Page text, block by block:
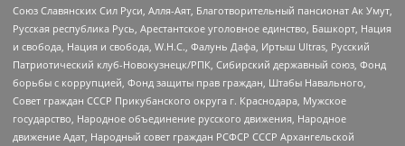
Союз Славянских Сил Руси, Алля-Аят, Благотворительный пансионат Ак Умут,
Русская республика Русь, Арестантское уголовное единство, Башкорт, Нация
и свобода, Нация и свобода, W.H.С., Фалунь Дафа, Иртыш Ultras, Русский
Патриотический клуб-Новокузнецк/РПК, Сибирский державный союз, Фонд
борьбы с коррупцией, Фонд защиты прав граждан, Штабы Навального,
Совет граждан СССР Прикубанского округа г. Краснодара, Мужское
государство, Народное объединение русского движения, Народное
движение Адат, Народный совет граждан РСФСР СССР Архангельской